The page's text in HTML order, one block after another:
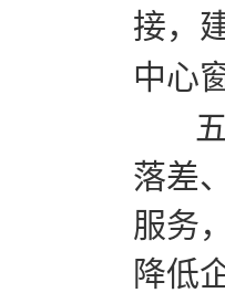
接，
中心
五
落差
服务
降低